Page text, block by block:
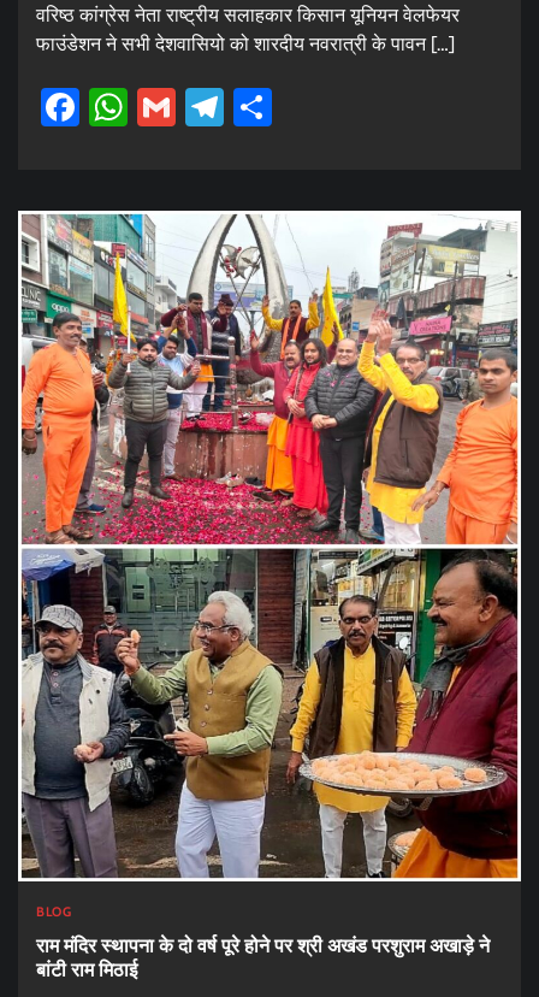
वरिष्ठ कांग्रेस नेता राष्ट्रीय सलाहकार किसान यूनियन वेलफेयर
फाउंडेशन ने सभी देशवासियो को शारदीय नवरात्री के पावन […]
Facebook
WhatsApp
GmailTelegram
BLOG
राम मंदिर स्थापना के दो वर्ष पूरे होने पर श्री अखंड परशुराम अखाड़े ने
बांटी राम मिठाई